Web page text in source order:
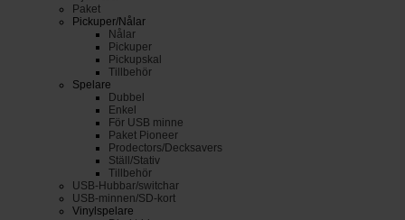
Paket
Pickuper/Nålar
Nålar
Pickuper
Pickupskal
Tillbehör
Spelare
Dubbel
Enkel
För USB minne
Paket Pioneer
Prodectors/Decksavers
Ställ/Stativ
Tillbehör
USB-Hubbar/switchar
USB-minnen/SD-kort
Vinylspelare